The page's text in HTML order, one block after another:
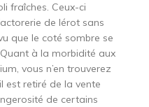
fraîches. Ceux-ci
de lérot sans
que le coté sombre se
à la morbidité aux
vous n’en trouverez
est retiré de la vente
de certains